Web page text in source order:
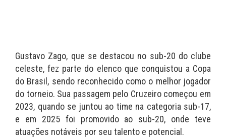
Gustavo Zago, que se destacou no sub-20 do clube
celeste, fez parte do elenco que conquistou a Copa
do Brasil, sendo reconhecido como o melhor jogador
do torneio. Sua passagem pelo Cruzeiro começou em
2023, quando se juntou ao time na categoria sub-17,
e em 2025 foi promovido ao sub-20, onde teve
atuações notáveis por seu talento e potencial.